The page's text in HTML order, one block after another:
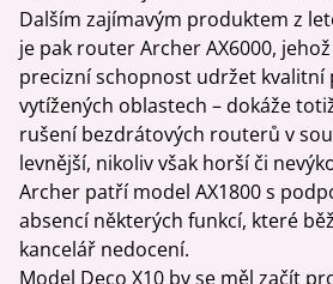
Dalším zajímavým produktem z
je pak router Archer AX6000,
precizní schopnost udržet kvalitní
vytížených oblastech – dokáže
rušení bezdrátových routerů v
levnější, nikoliv však horší či
Archer patří model AX1800 s
absencí některých funkcí, které
kancelář nedocení.
Model Deco X10 by se měl začít